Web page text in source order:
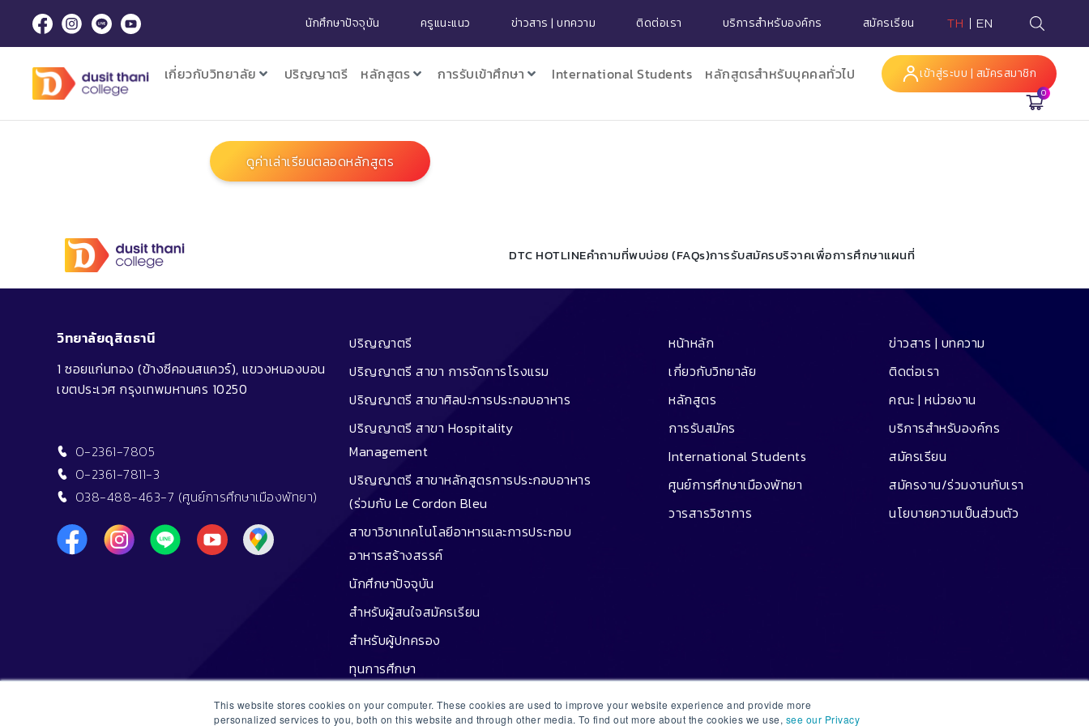
This website stores cookies on your computer. These cookies are used to improve your website experience and provide more
personalized services to you, both on this website and through other media. To find out more about the cookies we use, see our Privacy
นักศึกษาปัจจุบัน ครูแนะแนว ข่าวสาร | บทความ ติดต่อเรา บริการสำหรับองค์กร สมัครเรียน TH EN
เกี่ยวกับวิทยาลัย ปริญญาตรี หลักสูตร การรับเข้าศึกษา International Students หลักสูตรสำหรับบุคคลทั่วไป เข้าสู่ระบบ | สมัครสมาชิก
0
ดูค่าเล่าเรียนตลอดหลักสูตร
DTC HOTLINEคำถามที่พบบ่อย (FAQs)การรับสมัครบริจาคเพื่อการศึกษาแผนที่
วิทยาลัยดุสิตธานี
1 ซอยแก่นทอง (ข้างซีคอนสแควร์), แขวงหนองบอน
เขตประเวศ กรุงเทพมหานคร 10250
0-2361-7805
0-2361-7811-3
038-488-463-7 (ศูนย์การศึกษาเมืองพัทยา)
ปริญญาตรี
ปริญญาตรี สาขา การจัดการโรงแรม
ปริญญาตรี สาขาศิลปะการประกอบอาหาร
ปริญญาตรี สาขา Hospitality
Management
ปริญญาตรี สาขาหลักสูตรการประกอบอาหาร
(ร่วมกับ Le Cordon Bleu
สาขาวิชาเทคโนโลยีอาหารและการประกอบ
อาหารสร้างสรรค์
หน้าหลัก
เกี่ยวกับวิทยาลัย
หลักสูตร
การรับสมัคร
International Students
ศูนย์การศึกษาเมืองพัทยา
วารสารวิชาการ
ข่าวสาร | บทความ
ติดต่อเรา
คณะ | หน่วยงาน
บริการสำหรับองค์กร
สมัครเรียน
สมัครงาน/ร่วมงานกับเรา
นโยบายความเป็นส่วนตัว
นักศึกษาปัจจุบัน
สำหรับผู้สนใจสมัครเรียน
สำหรับผู้ปกครอง
ทุนการศึกษา